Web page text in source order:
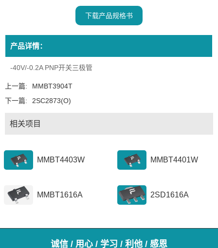
下载产品规格书
产品详情：
-40V/-0.2A PNP开关三极管
上一篇:
MMBT3904T
下一篇:
2SC2873(O)
相关项目
MMBT4403W MMBT4401W
MMBT1616A 2SD1616A
诚信 / 用心 / 学习 / 利他 / 感恩